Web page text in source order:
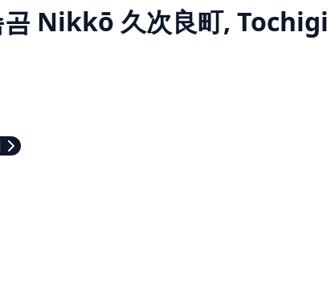
Nikkō 久次良町, Tochigi